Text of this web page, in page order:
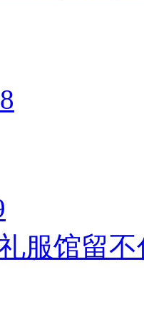
服馆留